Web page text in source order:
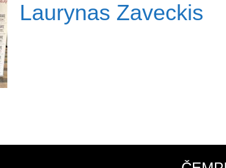
Laurynas Zaveckis